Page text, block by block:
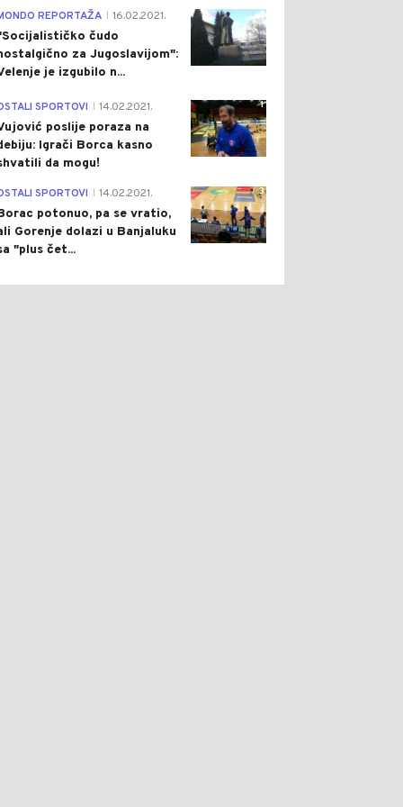
4
REPORTAŽA 16.02.2021.
čudo
za Jugoslavijom":
je izgubilo n...
1
SPORTOVI 14.02.2021.
poslije poraza na
Igrači Borca kasno
da mogu!
3
SPORTOVI 14.02.2021.
potonuo, pa se vratio,
Gorenje dolazi u Banjaluku
"plus čet...